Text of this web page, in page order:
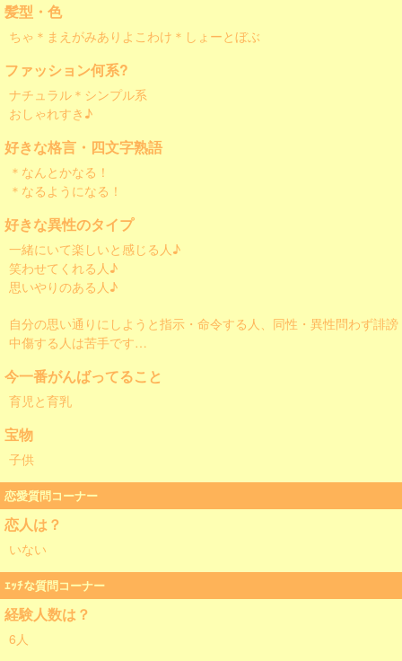
髪型・色
ちゃ＊まえがみありよこわけ＊しょーとぼぶ
ファッション何系?
ナチュラル＊シンプル系
おしゃれすき♪
好きな格言・四文字熟語
＊なんとかなる！
＊なるようになる！
好きな異性のタイプ
一緒にいて楽しいと感じる人♪
笑わせてくれる人♪
思いやりのある人♪
自分の思い通りにしようと指示・命令する人、同性・異性問わず誹謗
中傷する人は苦手です…
今一番がんばってること
育児と育乳
宝物
子供
恋愛質問コーナー
恋人は？
いない
ｴｯﾁな質問コーナー
経験人数は？
6人